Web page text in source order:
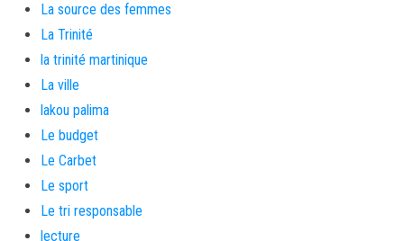
La source des femmes
La Trinité
la trinité martinique
La ville
lakou palima
Le budget
Le Carbet
Le sport
Le tri responsable
lecture